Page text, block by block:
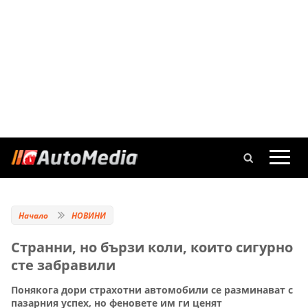
Начало НОВИНИ
Странни, но бързи коли, които сигурно
сте забравили
Понякога дори страхотни автомобили се разминават с
пазарния успех, но феновете им ги ценят